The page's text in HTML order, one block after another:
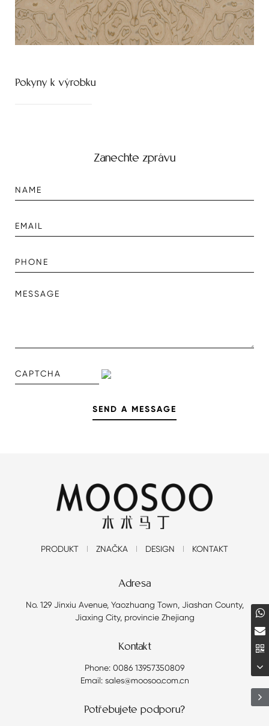
Pokyny k výrobku
Zanechte zprávu
PRODUKT ZNAČKA DESIGN KONTAKT
Adresa
No. 129 Jinxiu Avenue, Yaozhuang Town, Jiashan County,
Jiaxing City, provincie Zhejiang
Kontakt
Phone: 0086 13957350809
Email: sales@moosoo.com.cn
Potřebujete podporu?